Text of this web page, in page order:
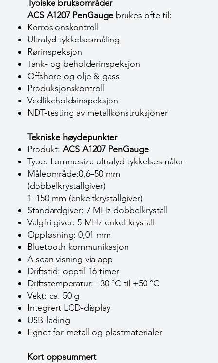
Typiske bruksområder
ACS A1207 PenGauge brukes ofte til:
Korrosjonskontroll
Ultralyd tykkelsesmåling
Rørinspeksjon
Tank- og beholderinspeksjon
Offshore og olje & gass
Produksjonskontroll
Vedlikeholdsinspeksjon
NDT-testing av metallkonstruksjoner
Tekniske høydepunkter
Produkt: ACS A1207 PenGauge
Type: Lommesize ultralyd tykkelsesmåler
Måleområde:0,6–50 mm
(dobbelkrystallgiver)
1–150 mm (enkeltkrystallgiver)
Standardgiver: 7 MHz dobbelkrystall
Valgfri giver: 5 MHz enkeltkrystall
Oppløsning: 0,01 mm
Bluetooth kommunikasjon
A-scan visning via app
Driftstid: opptil 16 timer
Driftstemperatur: –30 °C til +50 °C
Vekt: ca. 50 g
Integrert LCD-display
USB-lading
Egnet for metall og plastmaterialer
Kort oppsummert